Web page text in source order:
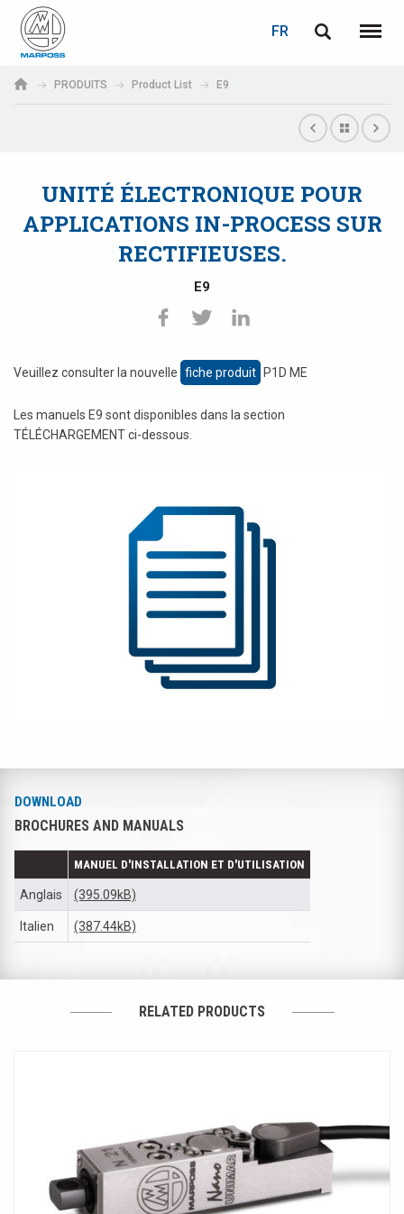
S.p.A.
FR
Menu
PRODUITS Product List E9
UNITÉ ÉLECTRONIQUE POUR
APPLICATIONS IN-PROCESS SUR
RECTIFIEUSES.
E9
Veuillez consulter la nouvelle fiche produit P1D ME
Les manuels E9 sont disponibles dans la section
TÉLÉCHARGEMENT ci-dessous.
DOWNLOAD
BROCHURES AND MANUALS
MANUEL D'INSTALLATION ET D'UTILISATION
Anglais (395.09kB)
Italien (387.44kB)
RELATED PRODUCTS
Deutsch
Español
日本語 (Japanese)
中文 (Chinese)
LOGIN
Password
If you are not yet registered, you may do it now: it is free!
Click here!